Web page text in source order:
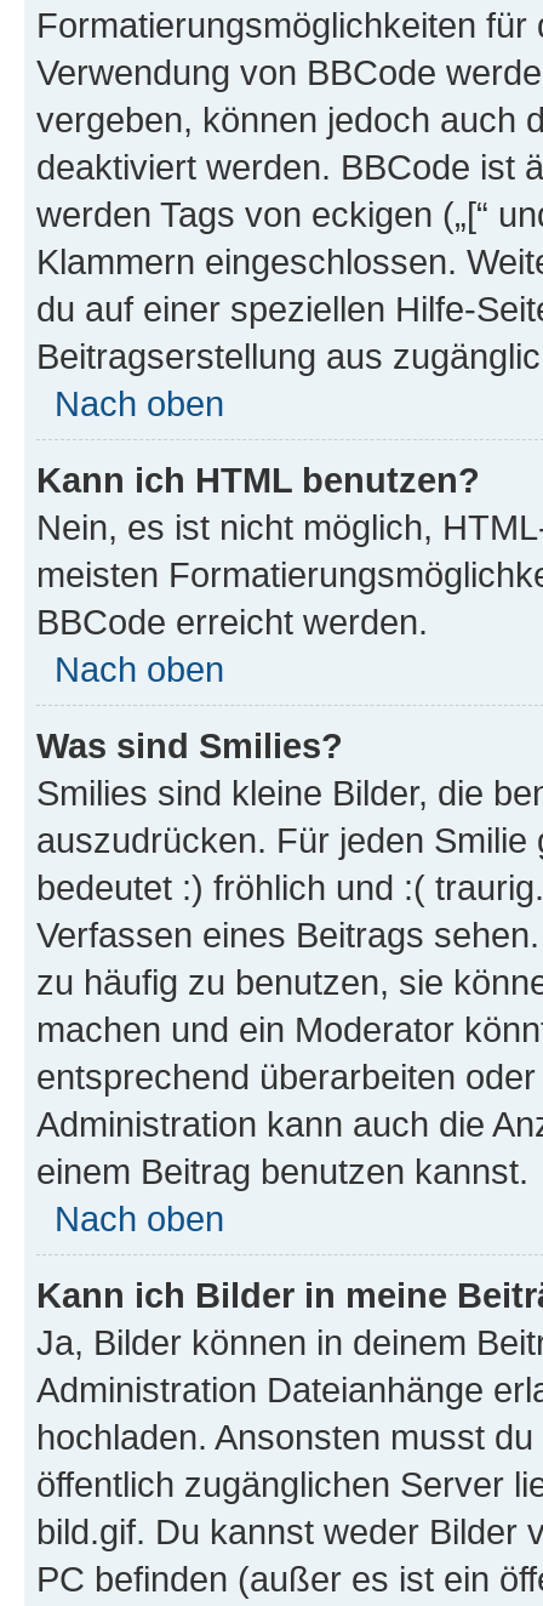
Formatierungsmöglichkeiten
Verwendung von BBCode
vergeben, können jedoch auch
deaktiviert werden. BBCode ist
werden Tags von eckigen („[“
Klammern eingeschlossen.
du auf einer speziellen Hilfe-
Beitragserstellung aus
Nach oben
Kann ich HTML benutzen?
Nein, es ist nicht möglich,
meisten
BBCode erreicht werden.
Nach oben
Was sind Smilies?
Smilies sind kleine Bilder, die
auszudrücken. Für jeden
bedeutet :) fröhlich und :(
Verfassen eines Beitrags
zu häufig zu benutzen, sie
machen und ein Moderator
entsprechend überarbeiten
Administration kann auch die
einem Beitrag benutzen kannst.
Nach oben
Kann ich Bilder in meine
Ja, Bilder können in deinem
Administration Dateianhänge
hochladen. Ansonsten musst
öffentlich zugänglichen Server
bild.gif. Du kannst weder Bilder
PC befinden (außer es ist ein